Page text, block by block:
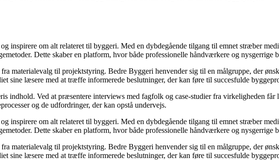
inspirere om alt relateret til byggeri. Med en dybdegående tilgang til emnet stræber
Dette skaber en platform, hvor både professionelle håndværkere og
materialevalg til projektstyring. Bedre Byggeri henvender sig til en målgruppe, der
sine læsere med at træffe informerede beslutninger, der kan føre til succesfulde
indhold. Ved at præsentere interviews med fagfolk og case-studier fra virkeligheden
og de udfordringer, der kan opstå undervejs.
inspirere om alt relateret til byggeri. Med en dybdegående tilgang til emnet stræber
Dette skaber en platform, hvor både professionelle håndværkere og
materialevalg til projektstyring. Bedre Byggeri henvender sig til en målgruppe, der
sine læsere med at træffe informerede beslutninger, der kan føre til succesfulde